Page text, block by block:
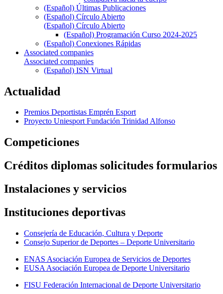
(Español) Últimas Publicaciones
(Español) Círculo Abierto
(Español) Círculo Abierto
(Español) Programación Curso 2024-2025
(Español) Conexiones Rápidas
Associated companies
Associated companies
(Español) ISN Virtual
Actualidad
Premios Deportistas Emprén Esport
Proyecto Uniesport Fundación Trinidad Alfonso
Competiciones
Créditos diplomas solicitudes formularios
Instalaciones y servicios
Instituciones deportivas
Consejería de Educación, Cultura y Deporte
Consejo Superior de Deportes – Deporte Universitario
ENAS Asociación Europea de Servicios de Deportes
EUSA Asociación Europea de Deporte Universitario
FISU Federación Internacional de Deporte Universitario